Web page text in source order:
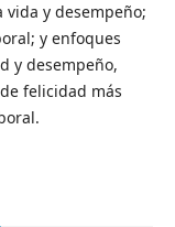
y desempeño;
y enfoques
y desempeño,
felicidad más